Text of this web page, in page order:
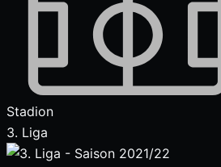
Stadion
3. Liga